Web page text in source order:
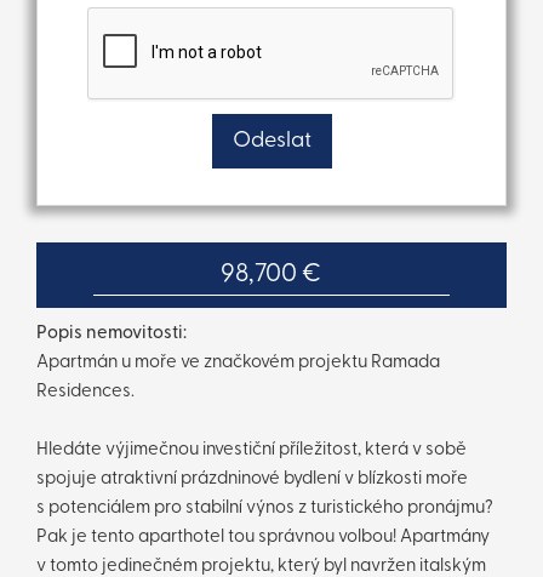
98,700 €
Popis nemovitosti:
Apartmán u moře ve značkovém projektu Ramada
Residences.
Hledáte výjimečnou investiční příležitost, která v sobě
spojuje atraktivní prázdninové bydlení v blízkosti moře
s potenciálem pro stabilní výnos z turistického pronájmu?
Pak je tento aparthotel tou správnou volbou! Apartmány
v tomto jedinečném projektu, který byl navržen italským